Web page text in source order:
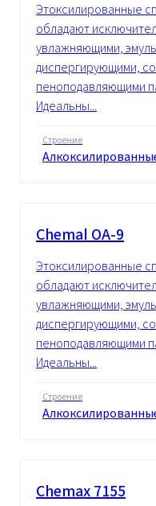
Этоксилированные
обладают
увлажняющими,
диспергирующими,
пеноподавляющими
Идеальны...
Строение
Chemal OA-9
Этоксилированные
обладают
увлажняющими,
диспергирующими,
пеноподавляющими
Идеальны...
Строение
Chemax 7155